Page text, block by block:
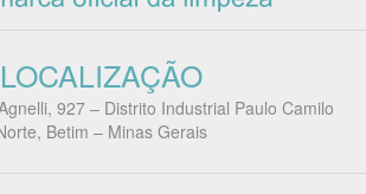
LOCALIZAÇÃO
927 – Distrito Industrial Paulo Camilo
Betim – Minas Gerais